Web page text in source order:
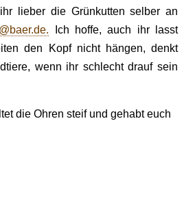
lieber die Grünkutten selber an
. Ich hoffe, auch ihr lasst
den Kopf nicht hängen, denkt
wenn ihr schlecht drauf sein
die Ohren steif und gehabt euch